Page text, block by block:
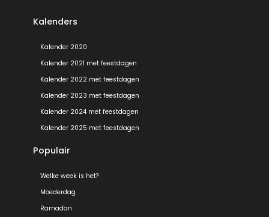
Kalenders
Kalender 2020
Kalender 2021 met feestdagen
Kalender 2022 met feestdagen
Kalender 2023 met feestdagen
Kalender 2024 met feestdagen
Kalender 2025 met feestdagen
Populair
Welke week is het?
Moederdag
Ramadan